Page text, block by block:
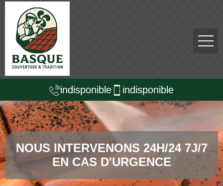
indisponible indisponible
NOUS INTERVENONS 24H/24 7J/7
EN CAS D'URGENCE